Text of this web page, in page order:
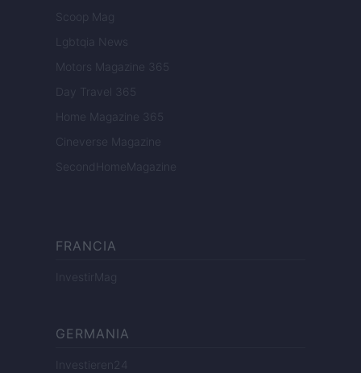
Scoop Mag
Lgbtqia News
Motors Magazine 365
Day Travel 365
Home Magazine 365
Cineverse Magazine
SecondHomeMagazine
FRANCIA
InvestirMag
GERMANIA
Investieren24